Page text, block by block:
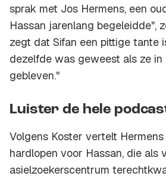
sprak met Jos Hermens, een
Hassan jarenlang begeleidde",
zegt dat Sifan een pittige tante
dezelfde was geweest als ze in
gebleven."
Luister de hele
Volgens Koster vertelt
hardlopen voor Hassan, die als
asielzoekerscentrum